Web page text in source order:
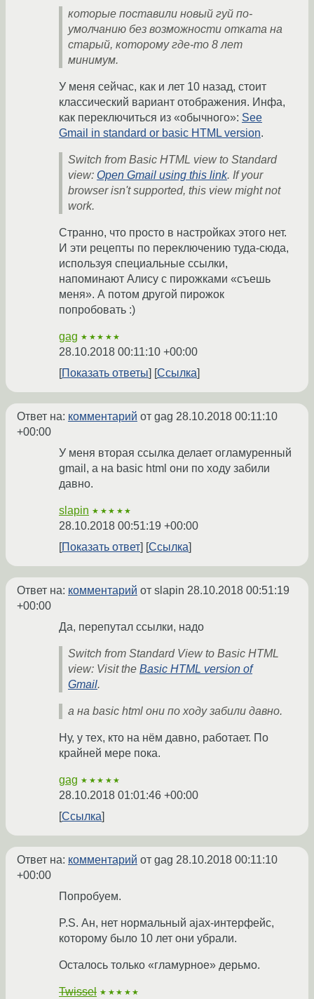
которые поставили новый гуй по-
умолчанию без возможности отката на
старый, которому где-то 8 лет
минимум.
У меня сейчас, как и лет 10 назад, стоит
классический вариант отображения. Инфа,
как переключиться из «обычного»: See
Gmail in standard or basic HTML version.
Switch from Basic HTML view to Standard
view: Open Gmail using this link. If your
browser isn't supported, this view might not
work.
Странно, что просто в настройках этого нет.
И эти рецепты по переключению туда-сюда,
используя специальные ссылки,
напоминают Алису с пирожками «съешь
меня». А потом другой пирожок
попробовать :)
gag ★★★★★
28.10.2018 00:11:10 +00:00
Показать ответы
Ссылка
Ответ на: комментарий от gag 28.10.2018 00:11:10
+00:00
У меня вторая ссылка делает огламуренный
gmail, а на basic html они по ходу забили
давно.
slapin ★★★★★
28.10.2018 00:51:19 +00:00
Показать ответ
Ссылка
Ответ на: комментарий от slapin 28.10.2018 00:51:19
+00:00
Да, перепутал ссылки, надо
Switch from Standard View to Basic HTML
view: Visit the Basic HTML version of
Gmail.
а на basic html они по ходу забили давно.
Ну, у тех, кто на нём давно, работает. По
крайней мере пока.
gag ★★★★★
28.10.2018 01:01:46 +00:00
Ссылка
Ответ на: комментарий от gag 28.10.2018 00:11:10
+00:00
Попробуем.
P.S. Ан, нет нормальный ajax-интерфейс,
которому было 10 лет они убрали.
Осталось только «гламурное» дерьмо.
Twissel ★★★★★